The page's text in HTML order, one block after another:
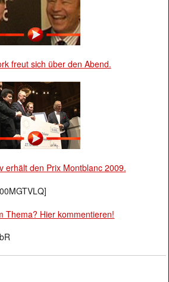
freut sich über den Abend.
erhält den Prix Montblanc 2009.
Thema? Hier kommentieren!